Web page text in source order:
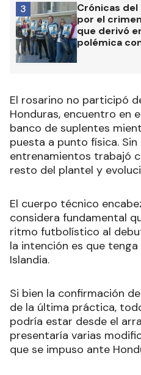
Crónicas
por el
que derivó
polémica
3
El rosarino no participó
Honduras, encuentro en
banco de suplentes
puesta a punto física.
entrenamientos trabajó
resto del plantel y
El cuerpo técnico
considera fundamental
ritmo futbolístico al
la intención es que
Islandia.
Si bien la confirmación
de la última práctica,
podría estar desde el
presentaría varias
que se impuso ante